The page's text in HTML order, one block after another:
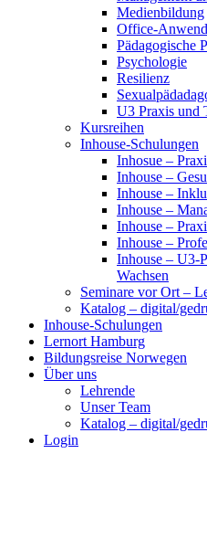
Medienbildung
Office-
Pädagogische
Psychologie
Resilienz
U3 Praxis und
Kursreihen
Inhouse-Schulungen
Inhosue –
Inhouse –
Inhouse –
Inhouse –
Inhouse –
Inhouse –
Inhouse – U3-
Wachsen
Seminare vor Ort –
Katalog – digital/
Inhouse-Schulungen
Lernort Hamburg
Bildungsreise Norwegen
Über uns
Lehrende
Unser Team
Katalog – digital/
Login